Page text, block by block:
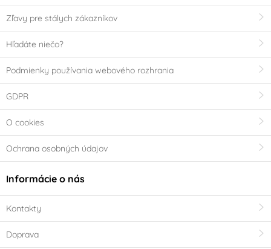
Zľavy pre stálych zákazníkov
Hľadáte niečo?
Podmienky používania webového rozhrania
GDPR
O cookies
Ochrana osobných údajov
Informácie o nás
Kontakty
Doprava